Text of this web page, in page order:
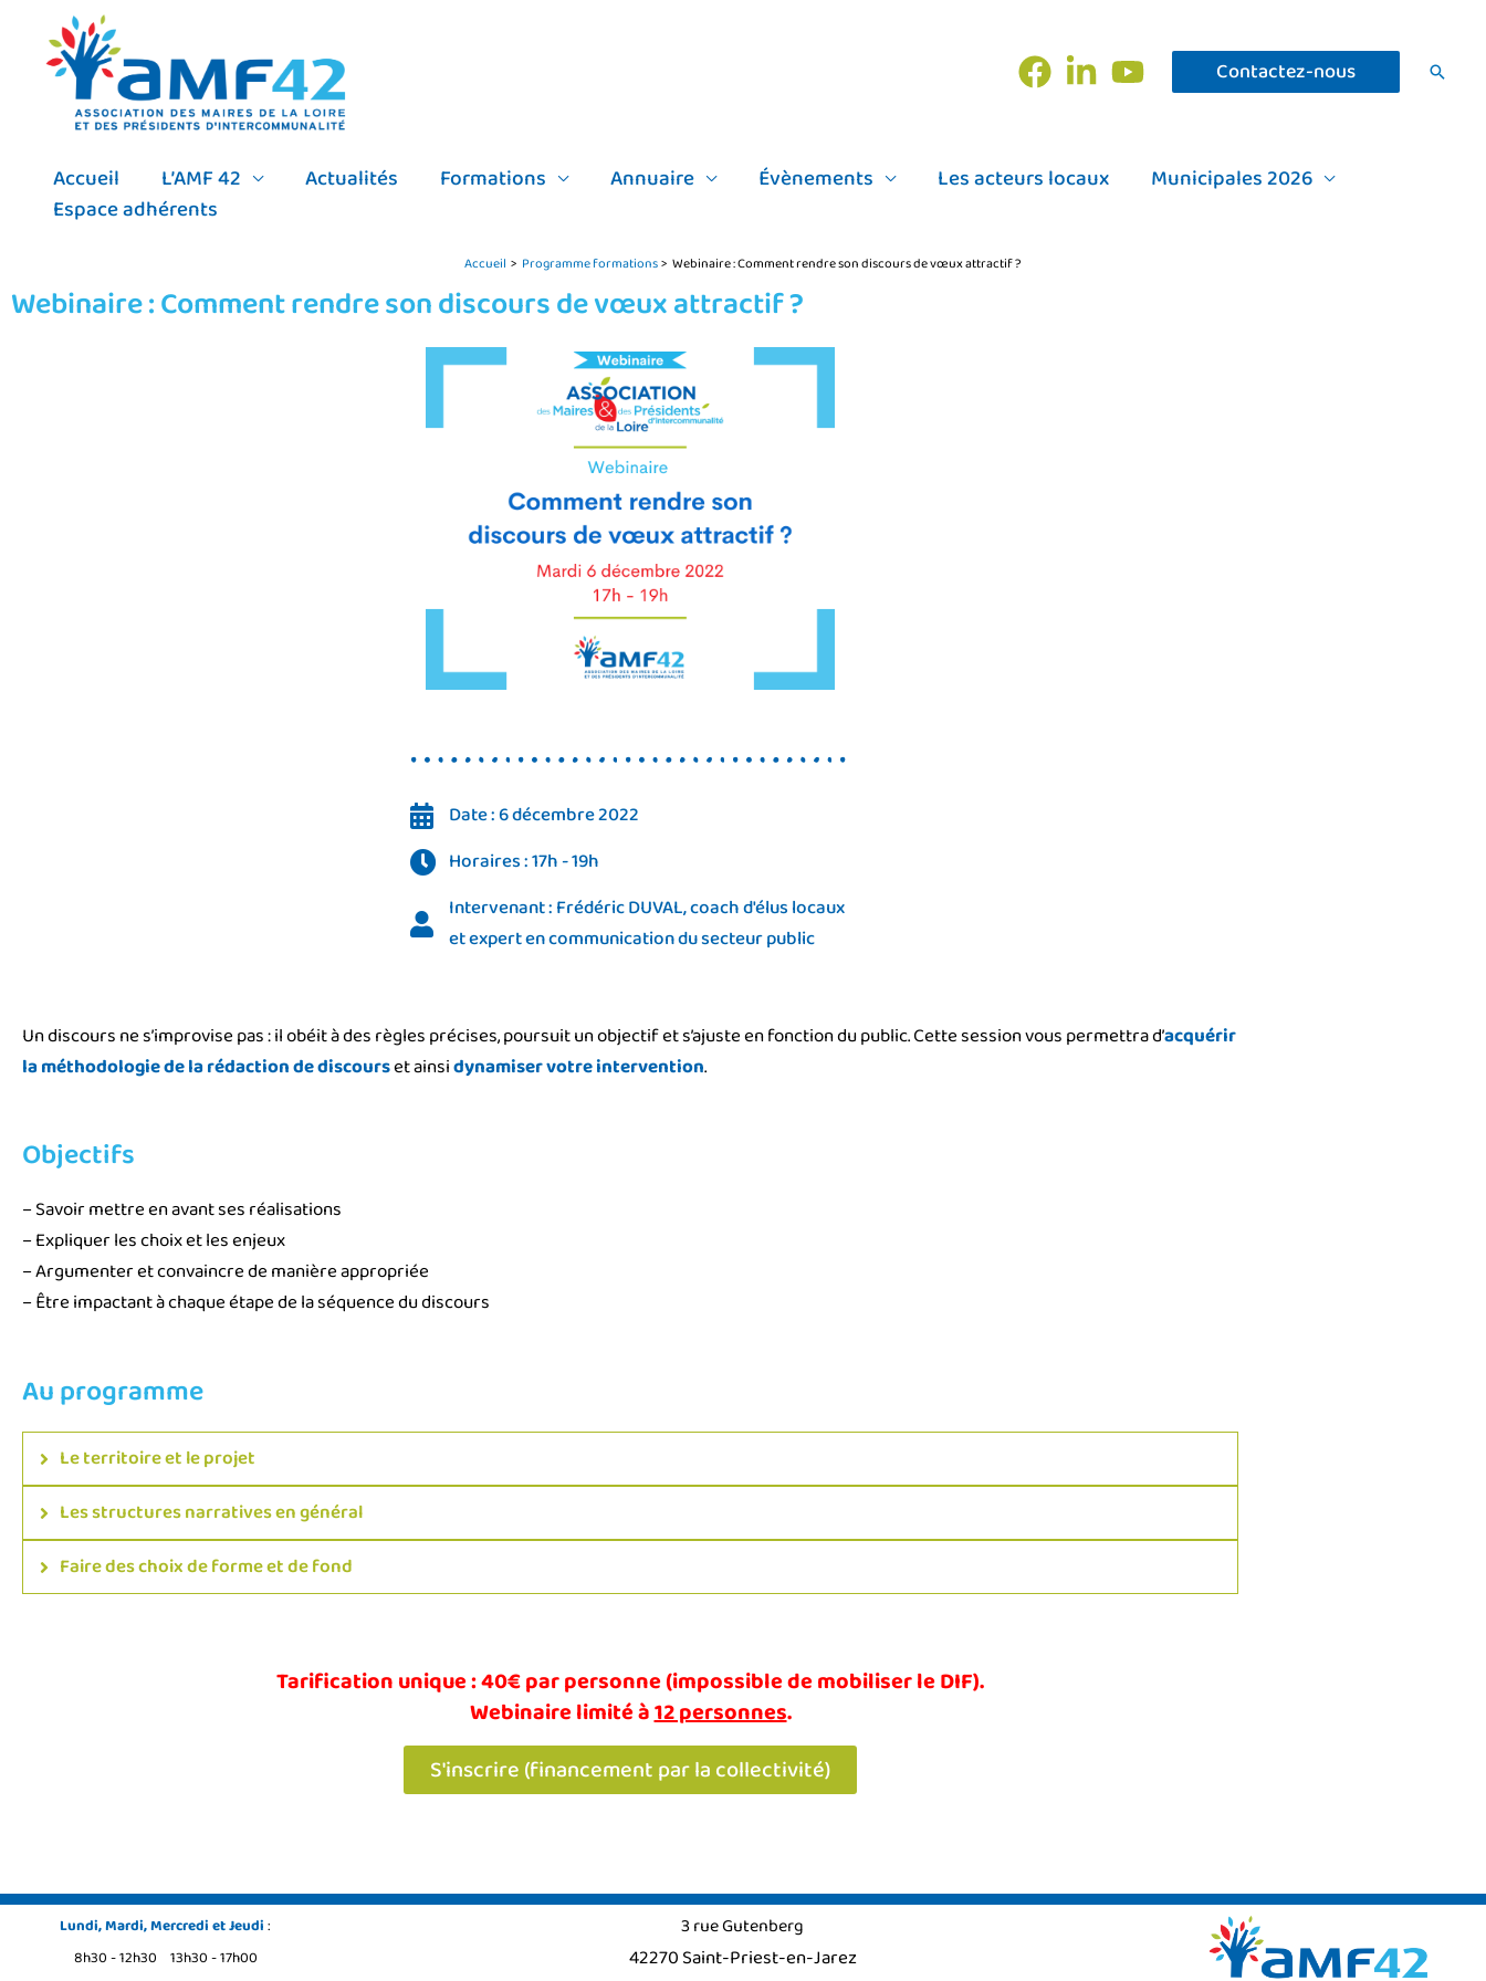
contenu
Contactez-nous
Accueil L’AMF 42 Actualités Formations Annuaire Évènements Les acteurs locaux
Municipales 2026
Espace adhérents
Accueil Programme formations Webinaire : Comment rendre son discours de vœux attractif ?
Webinaire : Comment rendre son discours de vœux attractif ?
Date : 6 décembre 2022
Horaires : 17h - 19h
Intervenant : Frédéric DUVAL, coach d'élus locaux
et expert en communication du secteur public
Un discours ne s’improvise pas : il obéit à des règles précises, poursuit un objectif et s’ajuste en fonction du public. Cette session vous permettra d’acquérir
la méthodologie de la rédaction de discourset ainsidynamiser votre intervention.
Objectifs
– Savoir mettre en avant ses réalisations
– Expliquer les choix et les enjeux
– Argumenter et convaincre de manière appropriée
– Être impactant à chaque étape de la séquence du discours
Au programme
Le territoire et le projet
Les structures narratives en général
Faire des choix de forme et de fond
Tarification unique : 40€ par personne (impossible de mobiliser le DIF).
Webinaire limité à12 personnes.
S'inscrire (financement par la collectivité)
Lundi, Mardi, Mercredi et Jeudi:
8h30 - 12h30 13h30 - 17h00
3 rue Gutenberg
42270 Saint-Priest-en-Jarez